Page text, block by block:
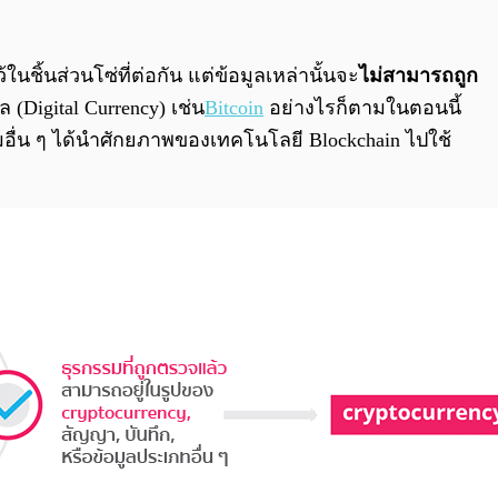
ในชิ้นส่วนโซ่ที่ต่อกัน แต่ข้อมูลเหล่านั้นจะไม่สามารถถูก
Currency) เช่นBitcoin อย่างไรก็ตามในตอนนี้
น ๆ ได้นำศักยภาพของเทคโนโลยี Blockchain ไปใช้